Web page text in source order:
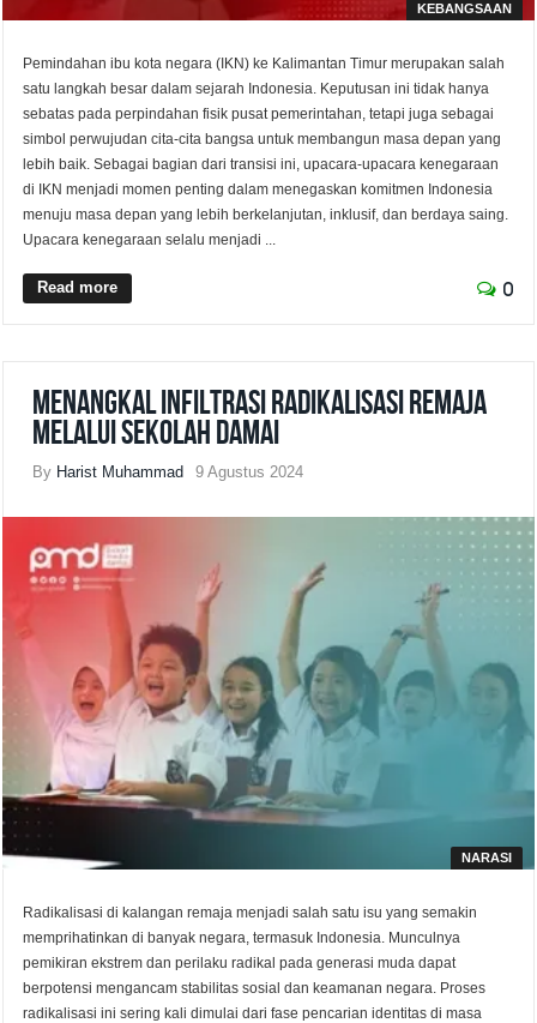
KEBANGSAAN
Pemindahan ibu kota negara (IKN) ke Kalimantan Timur merupakan salah
satu langkah besar dalam sejarah Indonesia. Keputusan ini tidak hanya
sebatas pada perpindahan fisik pusat pemerintahan, tetapi juga sebagai
simbol perwujudan cita-cita bangsa untuk membangun masa depan yang
lebih baik. Sebagai bagian dari transisi ini, upacara-upacara kenegaraan
di IKN menjadi momen penting dalam menegaskan komitmen Indonesia
menuju masa depan yang lebih berkelanjutan, inklusif, dan berdaya saing.
Upacara kenegaraan selalu menjadi ...
Read more 0
Menangkal Infiltrasi Radikalisasi Remaja
Melalui Sekolah Damai
By Harist Muhammad 9 Agustus 2024
NARASI
Radikalisasi di kalangan remaja menjadi salah satu isu yang semakin
memprihatinkan di banyak negara, termasuk Indonesia. Munculnya
pemikiran ekstrem dan perilaku radikal pada generasi muda dapat
berpotensi mengancam stabilitas sosial dan keamanan negara. Proses
radikalisasi ini sering kali dimulai dari fase pencarian identitas di masa